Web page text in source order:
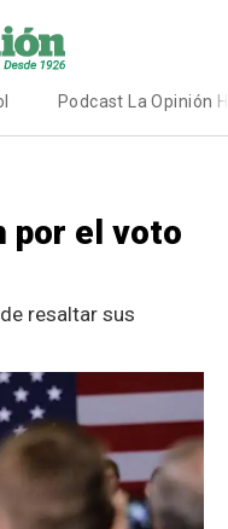
Podcast La Opinión
por el voto
resaltar sus